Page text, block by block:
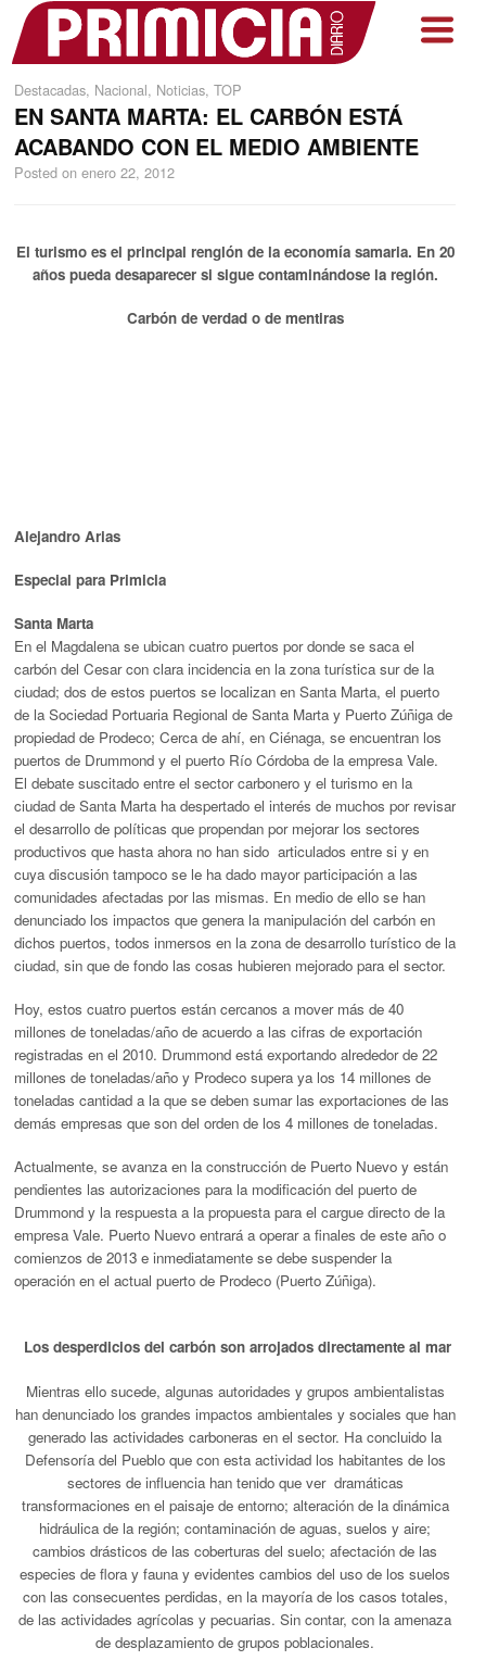
Destacadas, Nacional, Noticias, TOP
EN SANTA MARTA: EL CARBÓN ESTÁ
ACABANDO CON EL MEDIO AMBIENTE
Posted on enero 22, 2012
El turismo es el principal renglón de la economía samaria. En 20
años pueda desaparecer si sigue contaminándose la región.
Carbón de verdad o de mentiras
Alejandro Arias
Especial para Primicia
Santa Marta
En el Magdalena se ubican cuatro puertos por donde se saca el
carbón del Cesar con clara incidencia en la zona turística sur de la
ciudad; dos de estos puertos se localizan en Santa Marta, el puerto
de la Sociedad Portuaria Regional de Santa Marta y Puerto Zúñiga de
propiedad de Prodeco; Cerca de ahí, en Ciénaga, se encuentran los
puertos de Drummond y el puerto Río Córdoba de la empresa Vale.
El debate suscitado entre el sector carbonero y el turismo en la
ciudad de Santa Marta ha despertado el interés de muchos por revisar
el desarrollo de políticas que propendan por mejorar los sectores
productivos que hasta ahora no han sido articulados entre si y en
cuya discusión tampoco se le ha dado mayor participación a las
comunidades afectadas por las mismas. En medio de ello se han
denunciado los impactos que genera la manipulación del carbón en
dichos puertos, todos inmersos en la zona de desarrollo turístico de la
ciudad, sin que de fondo las cosas hubieren mejorado para el sector.
Hoy, estos cuatro puertos están cercanos a mover más de 40
millones de toneladas/año de acuerdo a las cifras de exportación
registradas en el 2010. Drummond está exportando alrededor de 22
millones de toneladas/año y Prodeco supera ya los 14 millones de
toneladas cantidad a la que se deben sumar las exportaciones de las
demás empresas que son del orden de los 4 millones de toneladas.
Actualmente, se avanza en la construcción de Puerto Nuevo y están
pendientes las autorizaciones para la modificación del puerto de
Drummond y la respuesta a la propuesta para el cargue directo de la
empresa Vale. Puerto Nuevo entrará a operar a finales de este año o
comienzos de 2013 e inmediatamente se debe suspender la
operación en el actual puerto de Prodeco (Puerto Zúñiga).
Los desperdicios del carbón son arrojados directamente al mar
Mientras ello sucede, algunas autoridades y grupos ambientalistas
han denunciado los grandes impactos ambientales y sociales que han
generado las actividades carboneras en el sector. Ha concluido la
Defensoría del Pueblo que con esta actividad los habitantes de los
sectores de influencia han tenido que ver dramáticas
transformaciones en el paisaje de entorno; alteración de la dinámica
hidráulica de la región; contaminación de aguas, suelos y aire;
cambios drásticos de las coberturas del suelo; afectación de las
especies de flora y fauna y evidentes cambios del uso de los suelos
con las consecuentes perdidas, en la mayoría de los casos totales,
de las actividades agrícolas y pecuarias. Sin contar, con la amenaza
de desplazamiento de grupos poblacionales.